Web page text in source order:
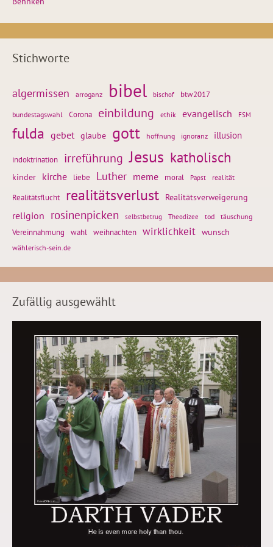
Stichworte
algermissen arroganz bibel bischof btw2017
bundestagswahl Corona einbildung ethik evangelisch FSM
fulda gebet glaube gott hoffnung ignoranz illusion
indoktrination irreführung Jesus katholisch
kinder kirche liebe Luther meme moral Papst realität
Realitätsflucht realitätsverlust Realitätsverweigerung
religion rosinenpicken selbstbetrug Theodizee tod täuschung
Vereinnahmung wahl weihnachten wirklichkeit wunsch
wählerisch-sein.de
Zufällig ausgewählt